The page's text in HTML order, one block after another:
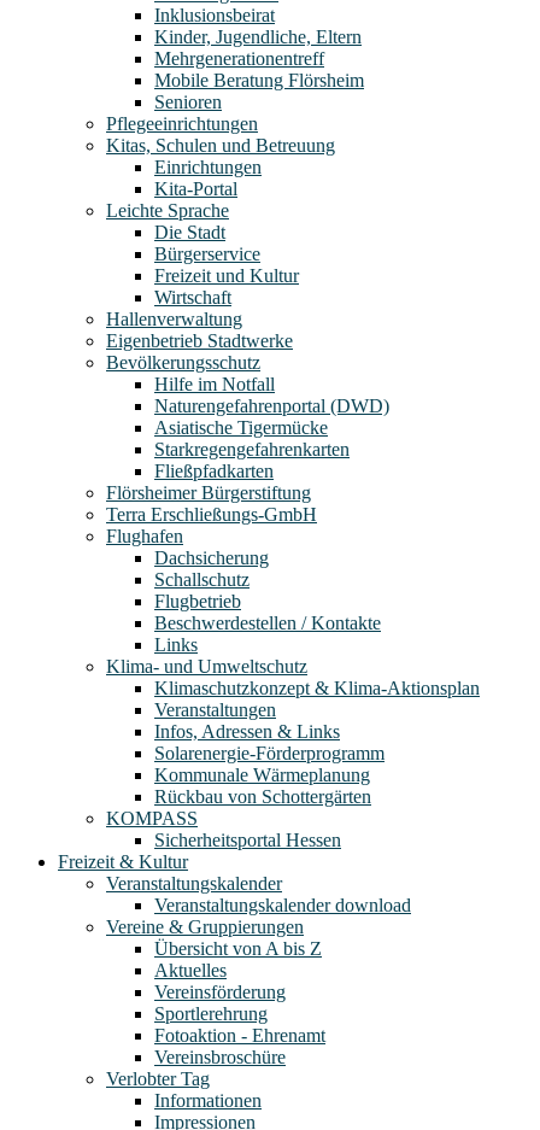
Inklusionsbeirat
Kinder, Jugendliche, Eltern
Mehrgenerationentreff
Mobile Beratung Flörsheim
Senioren
Pflegeeinrichtungen
Kitas, Schulen und Betreuung
Einrichtungen
Kita-Portal
Leichte Sprache
Die Stadt
Bürgerservice
Freizeit und Kultur
Wirtschaft
Hallenverwaltung
Eigenbetrieb Stadtwerke
Bevölkerungsschutz
Hilfe im Notfall
Naturengefahrenportal (DWD)
Asiatische Tigermücke
Starkregengefahrenkarten
Fließpfadkarten
Flörsheimer Bürgerstiftung
Terra Erschließungs-GmbH
Flughafen
Dachsicherung
Schallschutz
Flugbetrieb
Beschwerdestellen / Kontakte
Links
Klima- und Umweltschutz
Klimaschutzkonzept & Klima-Aktionsplan
Veranstaltungen
Infos, Adressen & Links
Solarenergie-Förderprogramm
Kommunale Wärmeplanung
Rückbau von Schottergärten
KOMPASS
Sicherheitsportal Hessen
Freizeit & Kultur
Veranstaltungskalender
Veranstaltungskalender download
Vereine & Gruppierungen
Übersicht von A bis Z
Aktuelles
Vereinsförderung
Sportlerehrung
Fotoaktion - Ehrenamt
Vereinsbroschüre
Verlobter Tag
Informationen
Impressionen